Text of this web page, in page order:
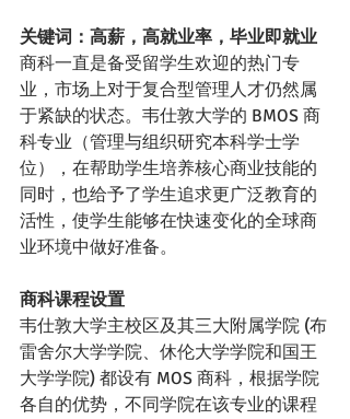
关键词：高薪，高就业率，毕业即就业
商科一直是备受留学生欢迎的热门专
业，市场上对于复合型管理人才仍然属
于紧缺的状态。韦仕敦大学的 BMOS 商
科专业（管理与组织研究本科学士学
位），在帮助学生培养核心商业技能的
同时，也给予了学生追求更广泛教育的
活性，使学生能够在快速变化的全球商
业环境中做好准备。
商科课程设置
韦仕敦大学主校区及其三大附属学院 (布
雷舍尔大学学院、休伦大学学院和国王
大学学院) 都设有 MOS 商科，根据学院
各自的优势，不同学院在该专业的课程